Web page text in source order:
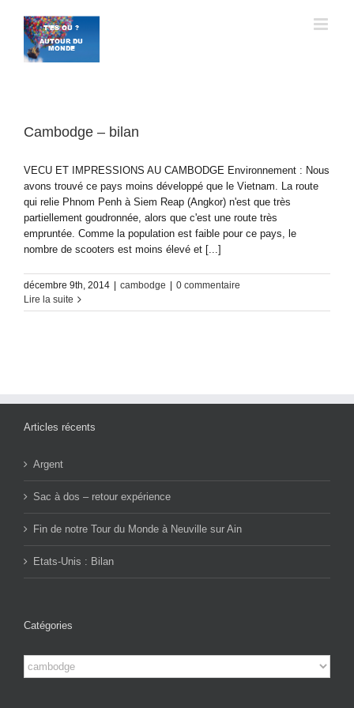
contenu
Cambodge – bilan
VECU ET IMPRESSIONS AU CAMBODGE Environnement : Nous
avons trouvé ce pays moins développé que le Vietnam. La route
qui relie Phnom Penh à Siem Reap (Angkor) n'est que très
partiellement goudronnée, alors que c'est une route très
empruntée. Comme la population est faible pour ce pays, le
nombre de scooters est moins élevé et [...]
décembre 9th, 2014 cambodge
0 commentaire
Lire la suite
Articles récents
Argent
Sac à dos – retour expérience
Fin de notre Tour du Monde à Neuville sur Ain
Etats-Unis : Bilan
Catégories
Catégories